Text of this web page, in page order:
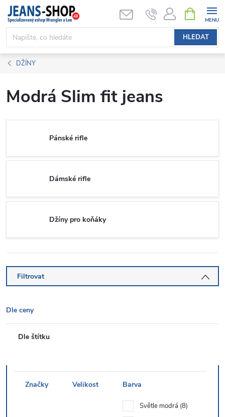
Přejít
obsah
HLEDAT
NÁKUPNÍ
KOŠÍK
DŽÍNY
Modrá Slim fit jeans
Pánské rifle
Dámské rifle
Džíny pro koňáky
Filtrovat
Dle ceny
Dle štítku
Značky Velikost Barva
Světle modrá 8